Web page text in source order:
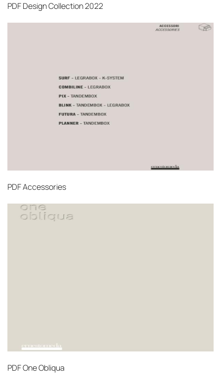
PDFDesign Collection 2022
PDFAccessories
PDFOne Obliqua